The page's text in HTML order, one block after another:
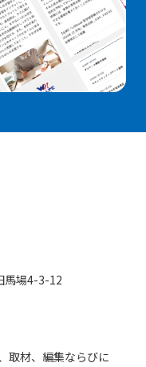
馬場4-3-12
取材、編集ならびに